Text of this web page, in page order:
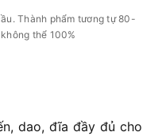
Thành phẩm tương tự 80-
thể 100%
dao, đĩa đầy đủ cho